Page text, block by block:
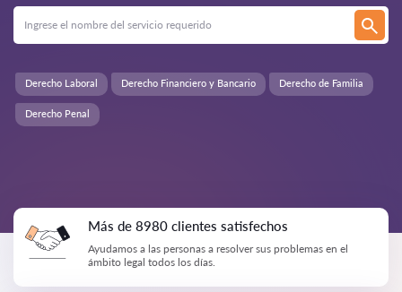
Derecho Penal
Derecho Laboral Derecho Financiero y Bancario Derecho de Familia
Más de 8980 clientes satisfechos
Ayudamos a las personas a resolver sus problemas en el
ámbito legal todos los días.